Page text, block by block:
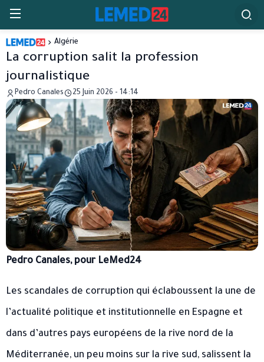
Algérie
La corruption salit la profession
journalistique
Pedro Canales 25 Juin 2026 - 14:14
Pedro Canales, pour LeMed24
Les scandales de corruption qui éclaboussent la une de
l’actualité politique et institutionnelle en Espagne et
dans d’autres pays européens de la rive nord de la
Méditerranée, un peu moins sur la rive sud, salissent la